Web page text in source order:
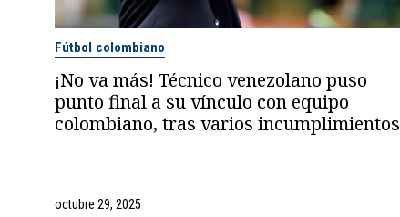
Fútbol colombiano
¡No va más! Técnico venezolano puso
punto final a su vínculo con equipo
colombiano, tras varios incumplimientos
octubre 29, 2025